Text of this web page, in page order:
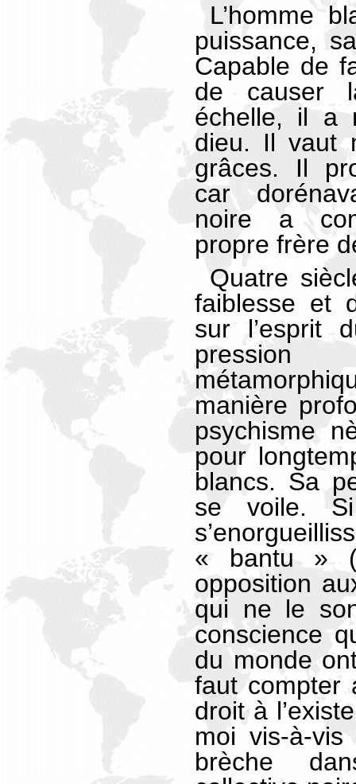
L’homme
puissance,
Capable de
de causer
échelle, il a
dieu. Il vaut
grâces. Il
car
noire a
propre frère
Quatre
faiblesse et
sur l’esprit
pression
manière
psychisme
pour
blancs. Sa
se voile.
« bantu »
opposition
qui ne le
conscience
du monde
faut compter
droit à
moi vis-à-
brèche